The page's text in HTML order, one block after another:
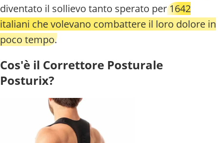
diventato il sollievo tanto sperato per1642
italiani che volevano combattere il loro dolore in
poco tempo.
Cos'è il Correttore Posturale
Posturix?